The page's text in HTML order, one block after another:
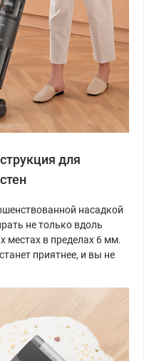
для
насадкой
не только вдоль
местах в пределах 6 мм.
приятнее, и вы не